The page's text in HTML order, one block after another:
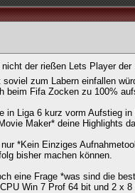
der rießen Lets Player der
zum Labern einfallen
beim Fifa Zocken zu 100%
in Liga 6 kurz vorm Aufstieg
Maker* deine Highlights
*Kein Einziges
bisher machen können.
eine Frage *was sind die
Win 7 Prof 64 bit und 2 x